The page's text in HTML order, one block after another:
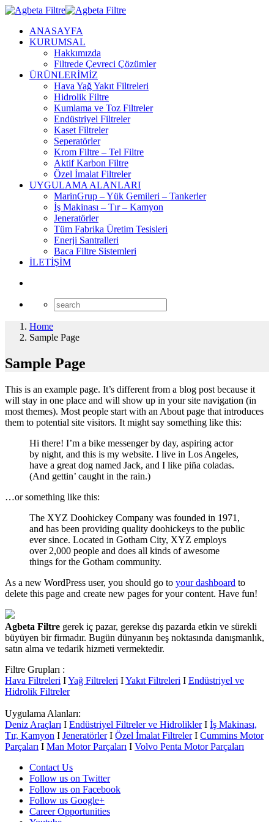
ANASAYFA
KURUMSAL
Hakkımızda
Filtrede Çevreci Çözümler
ÜRÜNLERİMİZ
Hava Yağ Yakıt Filtreleri
Hidrolik Filtre
Kumlama ve Toz Filtreler
Endüstriyel Filtreler
Kaset Filtreler
Seperatörler
Krom Filtre – Tel Filtre
Aktif Karbon Filtre
Özel İmalat Filtreler
UYGULAMA ALANLARI
MarinGrup – Yük Gemileri – Tankerler
İş Makinası – Tır – Kamyon
Jeneratörler
Tüm Fabrika Üretim Tesisleri
Enerji Santralleri
Baca Filtre Sistemleri
İLETİŞİM
Home
Sample Page
Sample Page
This is an example page. It’s different from a blog post because it
will stay in one place and will show up in your site navigation (in
most themes). Most people start with an About page that introduces
them to potential site visitors. It might say something like this:
Hi there! I’m a bike messenger by day, aspiring actor
by night, and this is my website. I live in Los Angeles,
have a great dog named Jack, and I like piña coladas.
(And gettin’ caught in the rain.)
…or something like this:
The XYZ Doohickey Company was founded in 1971,
and has been providing quality doohickeys to the public
ever since. Located in Gotham City, XYZ employs
over 2,000 people and does all kinds of awesome
things for the Gotham community.
As a new WordPress user, you should go to your dashboard to
delete this page and create new pages for your content. Have fun!
Agbeta Filtre gerek iç pazar, gerekse dış pazarda etkin ve sürekli
büyüyen bir firmadır. Bugün dünyanın beş noktasında danışmanlık,
satın alma ve tedarik hizmeti vermektedir.
Filtre Grupları :
Hava Filtreleri IYağ Filtreleri IYakıt Filtreleri I Endüstriyel ve
Hidrolik Filtreler
Uygulama Alanları:
Deniz Araçları I Endüstriyel Filtreler ve HidroliklerI İş Makinası,
Tır, Kamyon I JeneratörlerI Özel İmalat FiltrelerI Cummins Motor
Parçaları I Man Motor Parçaları I Volvo Penta Motor Parçaları
Contact Us
Follow us on Twitter
Follow us on Facebook
Follow us Google+
Career Opportunities